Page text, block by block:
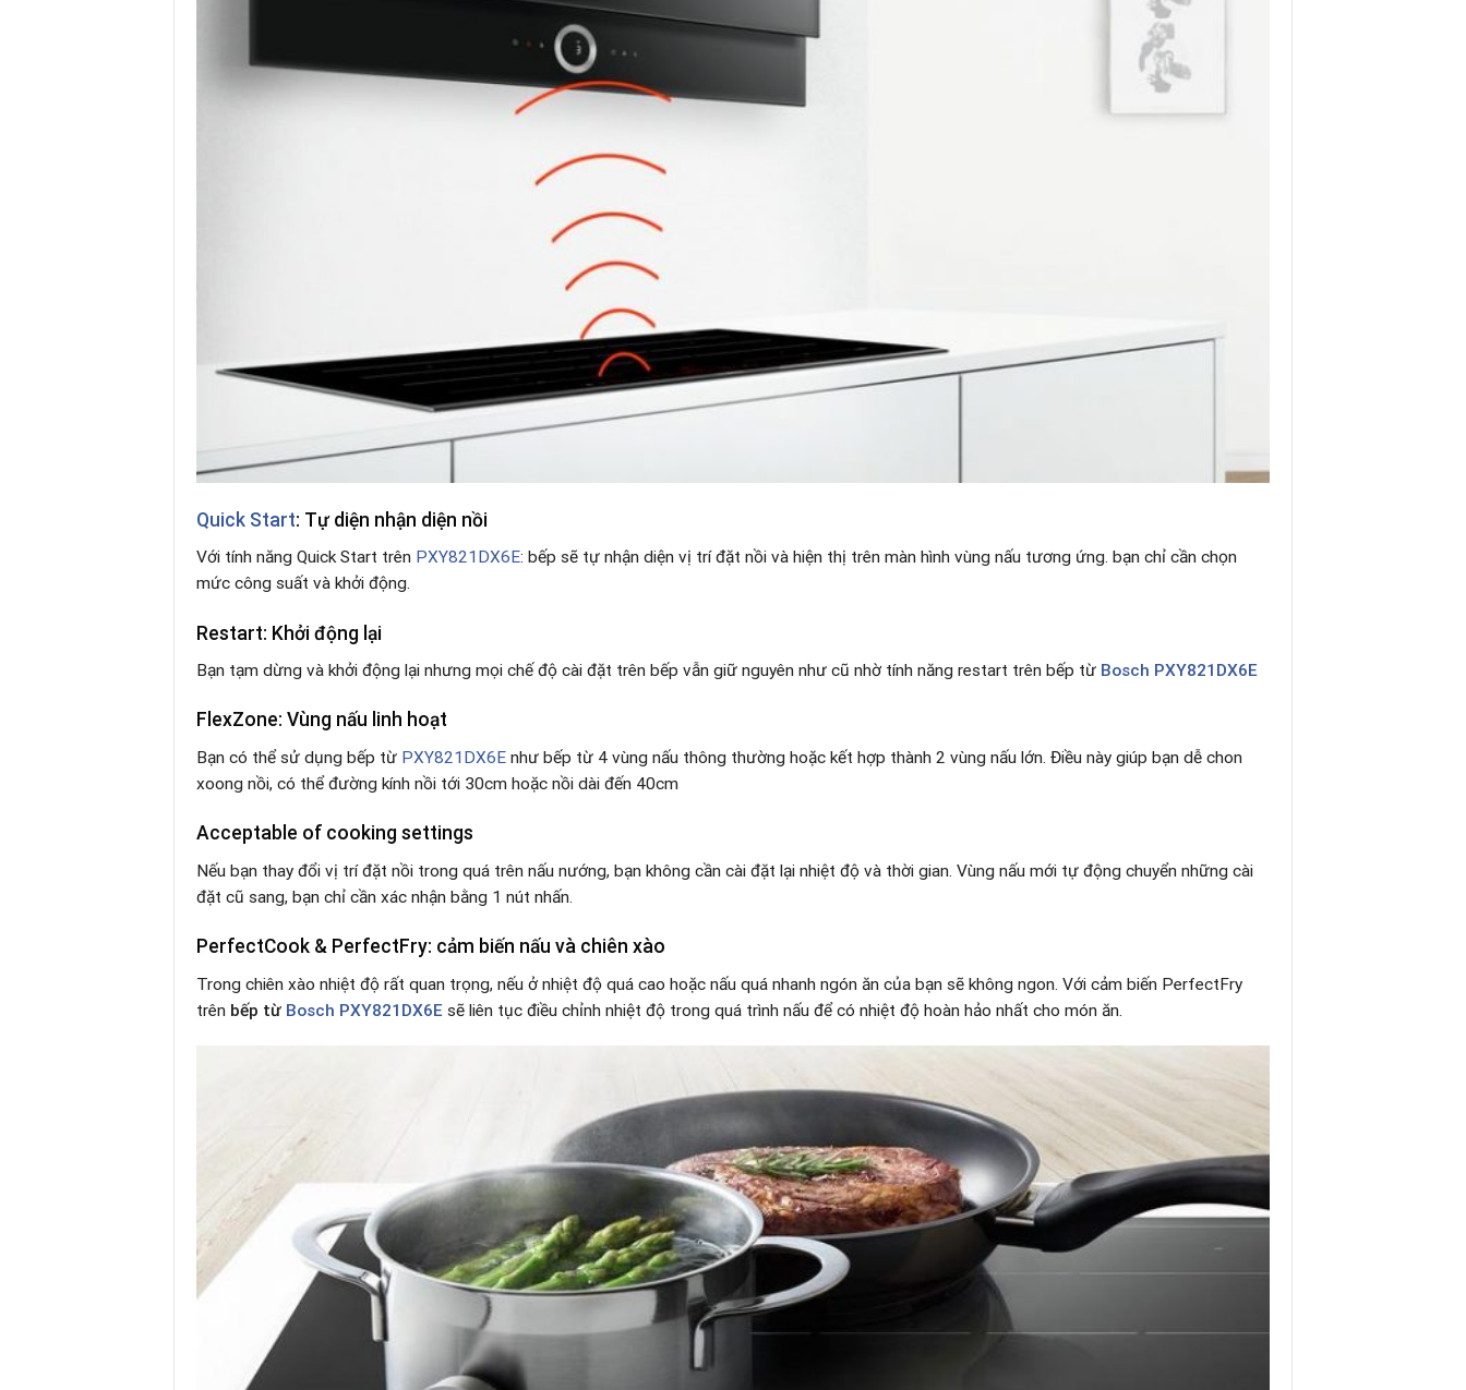
Quick Start: Tự diện nhận diện nồi
Với tính năng Quick Start trên PXY821DX6E: bếp sẽ tự nhận diện vị trí đặt nồi và hiện thị trên màn hình vùng nấu tương ứng. bạn chỉ cần chọn
mức công suất và khởi động.
Restart: Khởi động lại
Bạn tạm dừng và khởi động lại nhưng mọi chế độ cài đặt trên bếp vẫn giữ nguyên như cũ nhờ tính năng restart trên bếp từ Bosch PXY821DX6E
FlexZone: Vùng nấu linh hoạt
Bạn có thể sử dụng bếp từ PXY821DX6E như bếp từ 4 vùng nấu thông thường hoặc kết hợp thành 2 vùng nấu lớn. Điều này giúp bạn dễ chon
xoong nồi, có thể đường kính nồi tới 30cm hoặc nồi dài đến 40cm
Acceptable of cooking settings
Nếu bạn thay đổi vị trí đặt nồi trong quá trên nấu nướng, bạn không cần cài đặt lại nhiệt độ và thời gian. Vùng nấu mới tự động chuyển những cài
đặt cũ sang, bạn chỉ cần xác nhận bằng 1 nút nhấn.
PerfectCook & PerfectFry: cảm biến nấu và chiên xào
Trong chiên xào nhiệt độ rất quan trọng, nếu ở nhiệt độ quá cao hoặc nấu quá nhanh ngón ăn của bạn sẽ không ngon. Với cảm biến PerfectFry
trên bếp từ Bosch PXY821DX6E sẽ liên tục điều chỉnh nhiệt độ trong quá trình nấu để có nhiệt độ hoàn hảo nhất cho món ăn.